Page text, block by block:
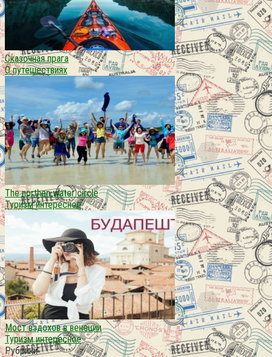
Сказочная прага
О путешествиях
The northen water circle
Туризм интересное
Мост вздохов в венеции
Туризм интересное
Рубрики